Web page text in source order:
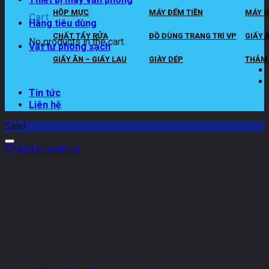
Cart
No products in the cart.
HỘP MỰC MÁY ĐẾM TIỀN MÁY
Hàng tiêu dùng
CHẤT TẨY RỬA ĐỒ DÙNG TRANG TRÍ VP GIẤY
Vật tư phòng sạch
GIẤY ĂN – GIẤY LAU GIÀY DÉP THẢM
Tin tức
Liên hệ
Sale!
Add to wishlist